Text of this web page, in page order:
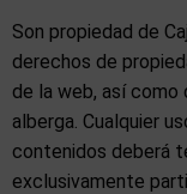
Son propiedad de
derechos de
de la web, así
alberga. Cualquier
contenidos deberá
exclusivamente